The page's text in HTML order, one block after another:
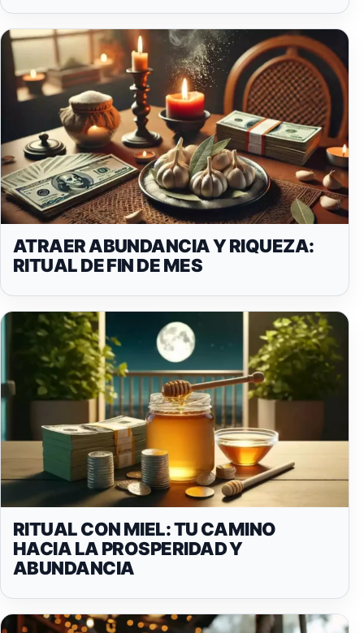
ATRAER ABUNDANCIA Y RIQUEZA:
RITUAL DE FIN DE MES
RITUAL CON MIEL: TU CAMINO
HACIA LA PROSPERIDAD Y
ABUNDANCIA